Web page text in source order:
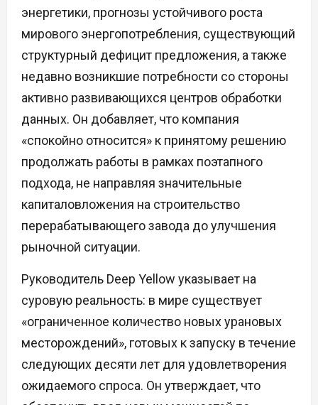
энергетики, прогнозы устойчивого роста
мирового энергопотребления, существующий
структурный дефицит предложения, а также
недавно возникшие потребности со стороны
активно развивающихся центров обработки
данных. Он добавляет, что компания
«спокойно относится» к принятому решению
продолжать работы в рамках поэтапного
подхода, не направляя значительные
капиталовложения на строительство
перерабатывающего завода до улучшения
рыночной ситуации.
Руководитель Deep Yellow указывает на
суровую реальность: в мире существует
«ограниченное количество новых урановых
месторождений», готовых к запуску в течение
следующих десяти лет для удовлетворения
ожидаемого спроса. Он утверждает, что